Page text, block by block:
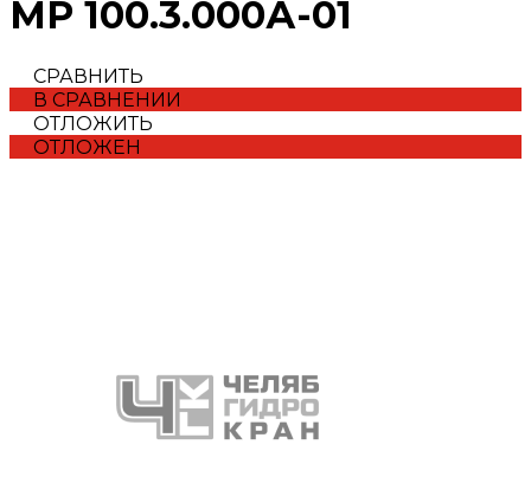
МР 100.3.000А-01
СРАВНИТЬ
В СРАВНЕНИИ
ОТЛОЖИТЬ
ОТЛОЖЕН